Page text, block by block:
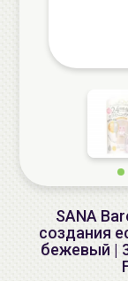
SANA
создания
бежевый |